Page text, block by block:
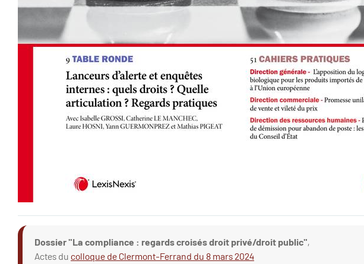
Dossier "La compliance : regards croisés droit privé/droit public",
Actes du colloque de Clermont-Ferrand du 8 mars 2024